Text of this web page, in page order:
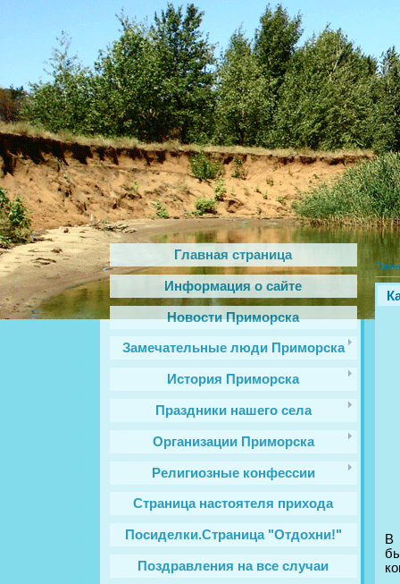
Главная страница
Информация о сайте
Новости Приморска
Замечательные люди Приморска
История Приморска
Праздники нашего села
Организации Приморска
Религиозные конфессии
Cтраница настоятеля прихода
Посиделки.Страница "Отдохни!"
Поздравления на все случаи
В